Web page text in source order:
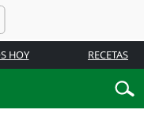
HOY RECETAS